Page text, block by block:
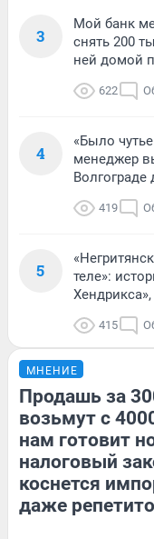
3
Мой банк
снять 200
ней домой
622
4
«Было
менеджер
Волгограде
419
5
теле»:
415
МНЕНИЕ
Продашь за
возьмут с
нам готовит
налоговый
коснется
даже